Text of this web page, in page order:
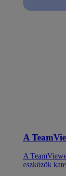
A
A
eszközök